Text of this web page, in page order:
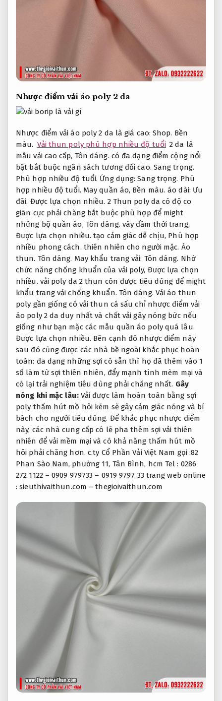
Nhược điểm vải áo poly 2 da
Nhược điểm vải áo poly 2 da là giá cao: Shop. Bền
màu. Vải thun poly phù hợp nhiều độ tuổi 2 da là
mẫu vải cao cấp, Tôn dáng. có đa dạng điểm cộng nổi
bật bắt buộc ngân sách tương đối cao. Sang trọng.
Phù hợp nhiều độ tuổi. Ứng dụng:Sang trọng. Phù
hợp nhiều độ tuổi. May quần áo, Bền màu. áo dài: Ưu
đãi. Được lựa chọn nhiều. 2 Thun poly da có độ co
giãn cực phải chăng bắt buộc phù hợp để might
những bộ quần áo, Tôn dáng. váy đầm thời trang,
Được lựa chọn nhiều. tạo cảm giác dễ chịu, Phù hợp
nhiều phong cách. thiên nhiên cho người mặc. Áo
thun. Tôn dáng. May khẩu trang vải: Tôn dáng. Nhờ
chức năng chống khuẩn của vải poly, Được lựa chọn
nhiều. vải poly da 2 thun còn được tiêu dùng để might
khẩu trang vải chống khuẩn. Tôn dáng. Vải áo thun
poly gần giống có vải thun cá sấu chỉ nhược điểm vải
áo poly 2 da duy nhất và chất vải gây nóng bức nếu
giống như bạn mặc các mẫu quần áo poly quá lâu.
Được lựa chọn nhiều. Bên cạnh đó nhược điểm này
sau đó cũng được các nhà bề ngoài khắc phục hoàn
toàn: đa dạng những sợi có sẵn thì họ đã thêm vào 1
số làm từ sợi thiên nhiên, đẩy mạnh tính mèm mại và
có lại trải nghiệm tiêu dùng phải chăng nhất. Gây
nóng khi mặc lâu:Vải được làm hoàn toàn bằng sợi
poly thấm hút mồ hôi kém sẽ gây cảm giác nóng và bí
bách cho người tiêu dùng. Để khắc phục nhược điểm
này, các nhà cung cấp có lẽ pha thêm sợi vải thiên
nhiên để vải mềm mại và có khả năng thấm hút mồ
hôi phải chăng hơn. c.ty Cổ Phần Vải Việt Nam gọi :82
Phan Sào Nam, phường 11, Tân Bình, hcm Tel : 0286
272 1122 – 0909 979733 – 0919 9797 33 trang web online
: sieuthivaithun.com – thegioivaithun.com